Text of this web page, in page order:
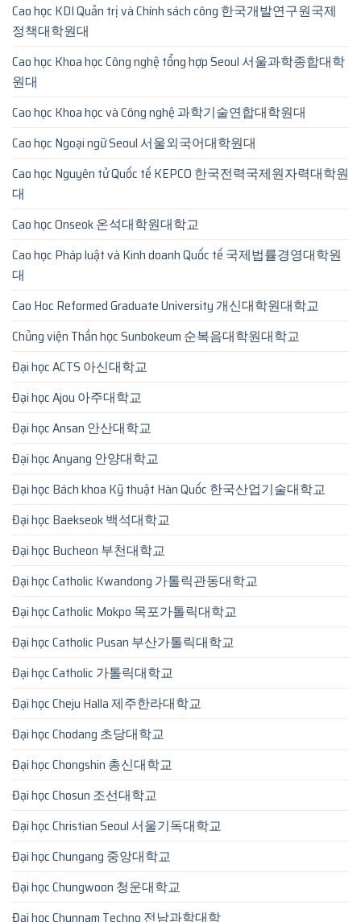
Cao học KDI Quản trị và Chính sách công 한국개발연구원국제
정책대학원대
Cao học Khoa học Công nghệ tổng hợp Seoul 서울과학종합대학
원대
Cao học Khoa học và Công nghệ 과학기술연합대학원대
Cao học Ngoại ngữ Seoul 서울외국어대학원대
Cao học Nguyên tử Quốc tế KEPCO 한국전력국제원자력대학원
대
Cao học Onseok 온석대학원대학교
Cao học Pháp luật và Kinh doanh Quốc tế 국제법률경영대학원
대
Cao Hoc Reformed Graduate University 개신대학원대학교
Chủng viện Thần học Sunbokeum 순복음대학원대학교
Đại học ACTS 아신대학교
Đại học Ajou 아주대학교
Đại học Ansan 안산대학교
Đại học Anyang 안양대학교
Đại học Bách khoa Kỹ thuật Hàn Quốc 한국산업기술대학교
Đại học Baekseok 백석대학교
Đại học Bucheon 부천대학교
Đại học Catholic Kwandong 가톨릭관동대학교
Đại học Catholic Mokpo 목포가톨릭대학교
Đại học Catholic Pusan 부산가톨릭대학교
Đại học Catholic 가톨릭대학교
Đại học Cheju Halla 제주한라대학교
Đại học Chodang 초당대학교
Đại học Chongshin 총신대학교
Đại học Chosun 조선대학교
Đại học Christian Seoul 서울기독대학교
Đại học Chungang 중앙대학교
Đại học Chungwoon 청운대학교
Đại học Chunnam Techno 전남과학대학